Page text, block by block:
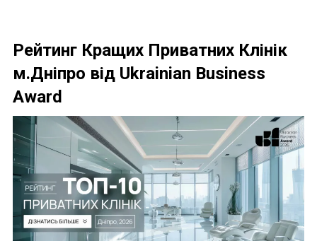
Рейтинг Кращих Приватних Клінік
м.Дніпро від Ukrainian Business
Award